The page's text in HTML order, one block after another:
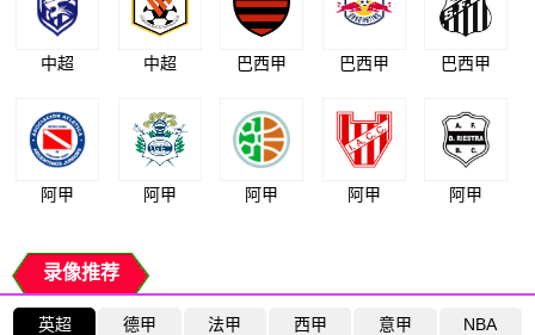
中超 中超 巴西甲 巴西甲 巴西甲
阿甲 阿甲 阿甲 阿甲 阿甲
录像推荐
英超 德甲 法甲 西甲 意甲 NBA